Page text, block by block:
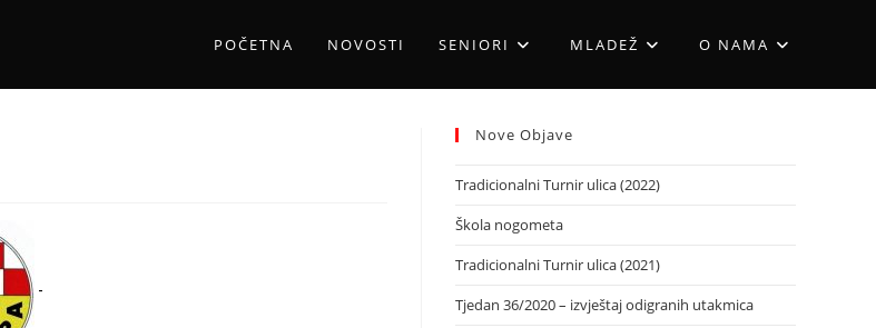
POČETNA NOVOSTI SENIORI MLADEŽ O NAMA
-
Nove Objave
Tradicionalni Turnir ulica (2022)
Škola nogometa
Tradicionalni Turnir ulica (2021)
Tjedan 36/2020 – izvještaj odigranih utakmica